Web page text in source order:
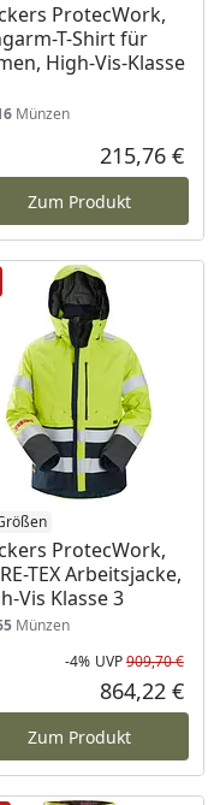
ProtecWork,
T-Shirt für
High-Vis-Klasse
Münzen
215,76 €
Zum Produkt
ProtecWork,
TEX Arbeitsjacke,
Vis Klasse 3
Münzen
-4% UVP909,70 €
864,22 €
Zum Produkt